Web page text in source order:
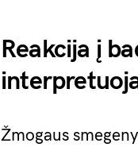
Reakcija į
Žmogaus